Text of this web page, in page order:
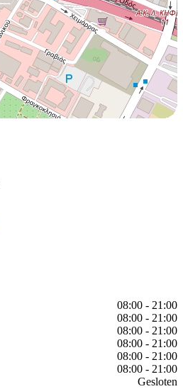
08:00 - 21:00
08:00 - 21:00
08:00 - 21:00
08:00 - 21:00
08:00 - 21:00
08:00 - 21:00
Gesloten